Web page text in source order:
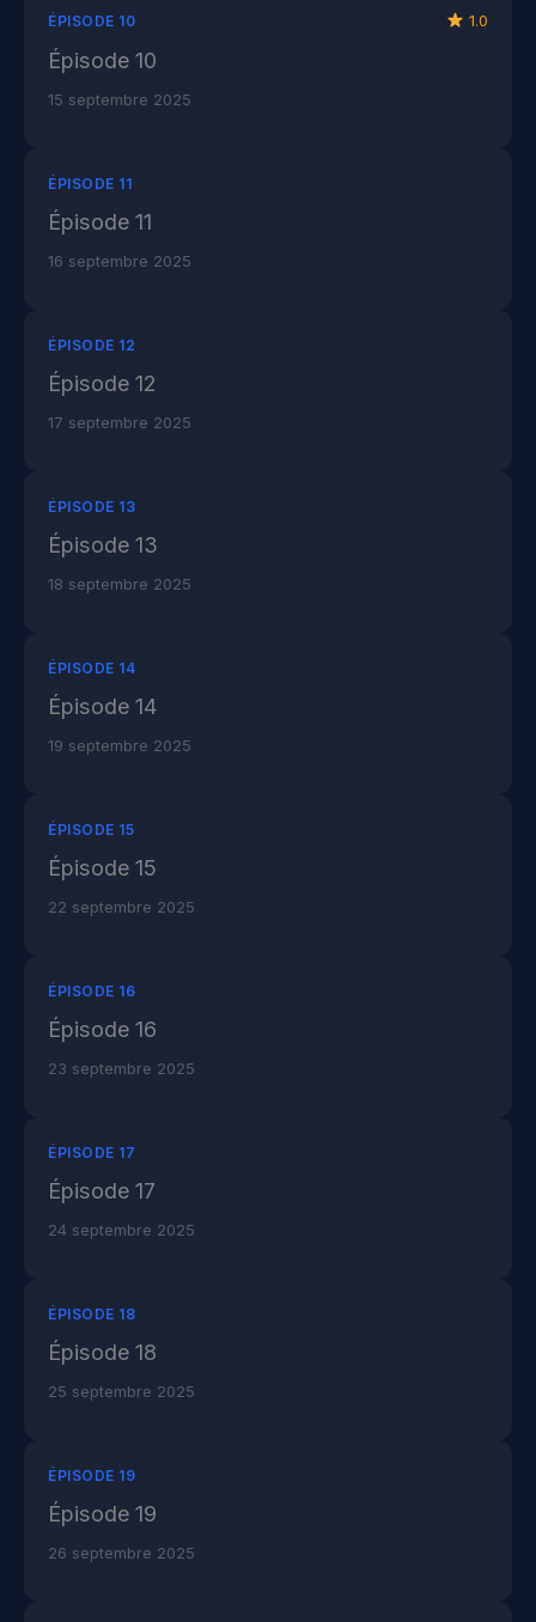
ÉPISODE 10 1.0
Épisode 10
15 septembre 2025
ÉPISODE 11
Épisode 11
16 septembre 2025
ÉPISODE 12
Épisode 12
17 septembre 2025
ÉPISODE 13
Épisode 13
18 septembre 2025
ÉPISODE 14
Épisode 14
19 septembre 2025
ÉPISODE 15
Épisode 15
22 septembre 2025
ÉPISODE 16
Épisode 16
23 septembre 2025
ÉPISODE 17
Épisode 17
24 septembre 2025
ÉPISODE 18
Épisode 18
25 septembre 2025
ÉPISODE 19
Épisode 19
26 septembre 2025